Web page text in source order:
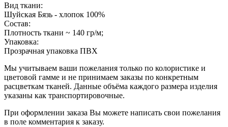
Вид ткани:
Шуйская Бязь - хлопок 100%
Состав:
Плотность ткани ~ 140 гр/м;
Упаковка:
Прозрачная упаковка ПВХ
Мы учитываем ваши пожелания только по колористике и
цветовой гамме и не принимаем заказы по конкретным
расцветкам тканей. Данные объёма каждого размера изделия
указаны как транспортировочные.
При оформлении заказа Вы можете написать свои пожелания
в поле комментария к заказу.